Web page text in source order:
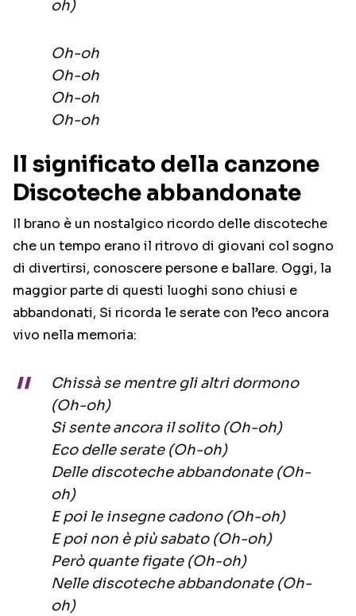
oh)
Oh-oh
Oh-oh
Oh-oh
Oh-oh
Il significato della canzone
Discoteche abbandonate
Il brano è un nostalgico ricordo delle discoteche
che un tempo erano il ritrovo di giovani col sogno
di divertirsi, conoscere persone e ballare. Oggi, la
maggior parte di questi luoghi sono chiusi e
abbandonati, Si ricorda le serate con l’eco ancora
vivo nella memoria:
Chissà se mentre gli altri dormono
(Oh-oh)
Si sente ancora il solito (Oh-oh)
Eco delle serate (Oh-oh)
Delle discoteche abbandonate (Oh-
oh)
E poi le insegne cadono (Oh-oh)
E poi non è più sabato (Oh-oh)
Però quante figate (Oh-oh)
Nelle discoteche abbandonate (Oh-
oh)